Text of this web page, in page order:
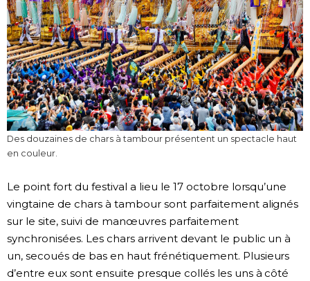
Des douzaines de chars à tambour présentent un spectacle haut
en couleur.
Le point fort du festival a lieu le 17 octobre lorsqu’une
vingtaine de chars à tambour sont parfaitement alignés
sur le site, suivi de manœuvres parfaitement
synchronisées. Les chars arrivent devant le public un à
un, secoués de bas en haut frénétiquement. Plusieurs
d’entre eux sont ensuite presque collés les uns à côté